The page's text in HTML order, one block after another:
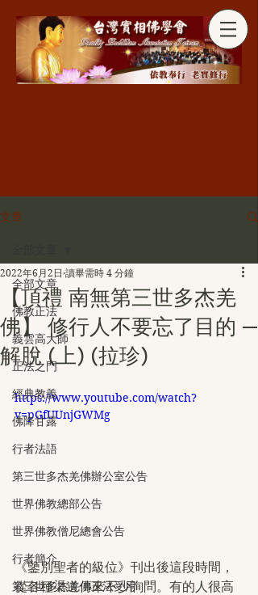
分享
文章
全部文章
佛教正法
義雲高大師
正法之門
經典教義
佛降甘露
行者法語
第三世多杰羌佛辦公室公告
世界佛教總部公告
世界佛教僧尼總會公告
行者簡介
第三世多杰羌佛正法受用
【頂禮 南無第三世多杰羌
佛】 修行人不要忘了目的 —
解脫 (上) (拉珍)
2022年6月2日 讀畢需時 4 分鐘
https://www.youtube.com/watch?
v=pGfUUnjGWMg
《鑒別聖者的級位》刊出後這段時間，
從各種渠道傳來不少詢問。有的人很高